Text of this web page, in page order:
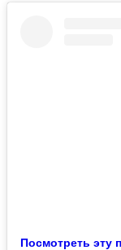
Посмотреть эту